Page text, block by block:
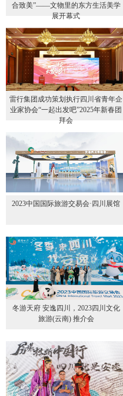
合致美”——文物里的东方生活美学
展开幕式
雷行集团成功策划执行四川省青年企
业家协会“一起出发吧”2025年新春团
拜会
2023中国国际旅游交易会·四川展馆
冬游天府 安逸四川，2023四川文化
旅游(云南) 推介会